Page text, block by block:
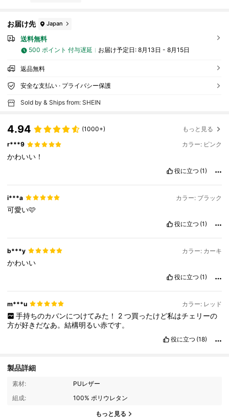
お届け先 Japan
送料無料
500 ポイント 付与遅延 お届け予定日: 8月13日 - 8月15日
返品無料
安全な支払い · プライバシー保護
Sold by & Ships from: SHEIN
4.94 (1000+) もっと見る
r***9 カラー: ピンク
かわいい！
役に立つ (1)
i***a カラー: ブラック
可愛い🩷
役に立つ (1)
b***y カラー: カーキ
かわいい
役に立つ (1)
m***u カラー: レッド
手持ちのカバンにつけてみた！ 2 つ買ったけど私はチェリーの
方が好きだなあ。結構明るい赤です。
役に立つ (18)
製品詳細
素材:
PUレザー
組成:
100% ポリウレタン
もっと見る
9.4K フォロワー